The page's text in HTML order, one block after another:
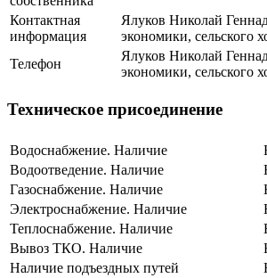
Контактная
информация
Ялуков Николай
экономики, сельского
Телефон
Ялуков Николай
экономики, сельского
Техническое присоединение
Водоснабжение. Наличие
Водоотведение. Наличие
Газоснабжение. Наличие
Электроснабжение. Наличие
Теплоснабжение. Наличие
Вывоз ТКО. Наличие
Наличие подъездных путей